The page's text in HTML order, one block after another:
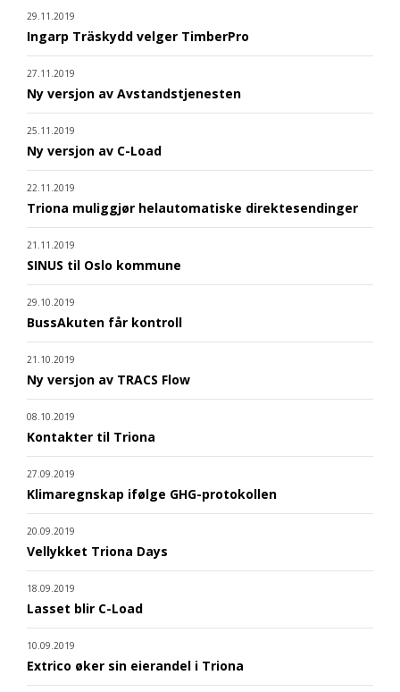
29.11.2019
Ingarp Träskydd velger TimberPro
27.11.2019
Ny versjon av Avstandstjenesten
25.11.2019
Ny versjon av C-Load
22.11.2019
Triona muliggjør helautomatiske direktesendinger
21.11.2019
SINUS til Oslo kommune
29.10.2019
BussAkuten får kontroll
21.10.2019
Ny versjon av TRACS Flow
08.10.2019
Kontakter til Triona
27.09.2019
Klimaregnskap ifølge GHG-protokollen
20.09.2019
Vellykket Triona Days
18.09.2019
Lasset blir C-Load
10.09.2019
Extrico øker sin eierandel i Triona